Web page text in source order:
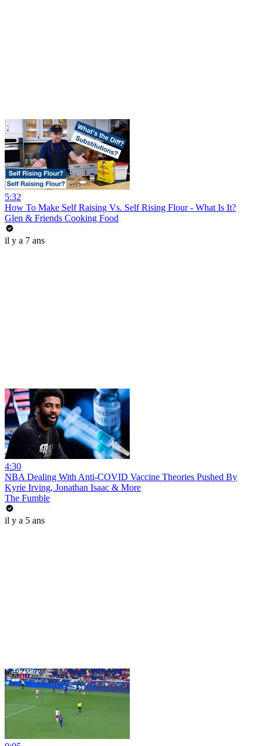
5:32
How To Make Self Raising Vs. Self Rising Flour - What Is It?
Glen & Friends Cooking Food
il y a 7 ans
4:30
NBA Dealing With Anti-COVID Vaccine Theories Pushed By
Kyrie Irving, Jonathan Isaac & More
The Fumble
il y a 5 ans